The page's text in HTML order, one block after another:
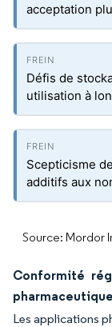
acceptation
Défis de
utilisation à
Scepticisme
additifs aux
Source: Mordor
Conformité
Les applications